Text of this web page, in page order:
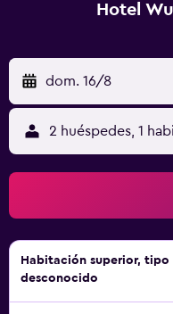
Hotel
dom. 16/8
2 huéspedes, 1
Habitación superior, tipo
desconocido